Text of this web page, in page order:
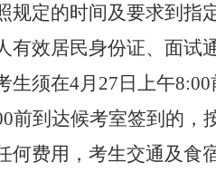
规定的时间及要求到指
有效居民身份证、 面试
生须在4月 27 日上午8:00
前到 达候考室签到的，
何费用，考生交通及食